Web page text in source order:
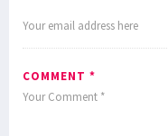
COMMENT *